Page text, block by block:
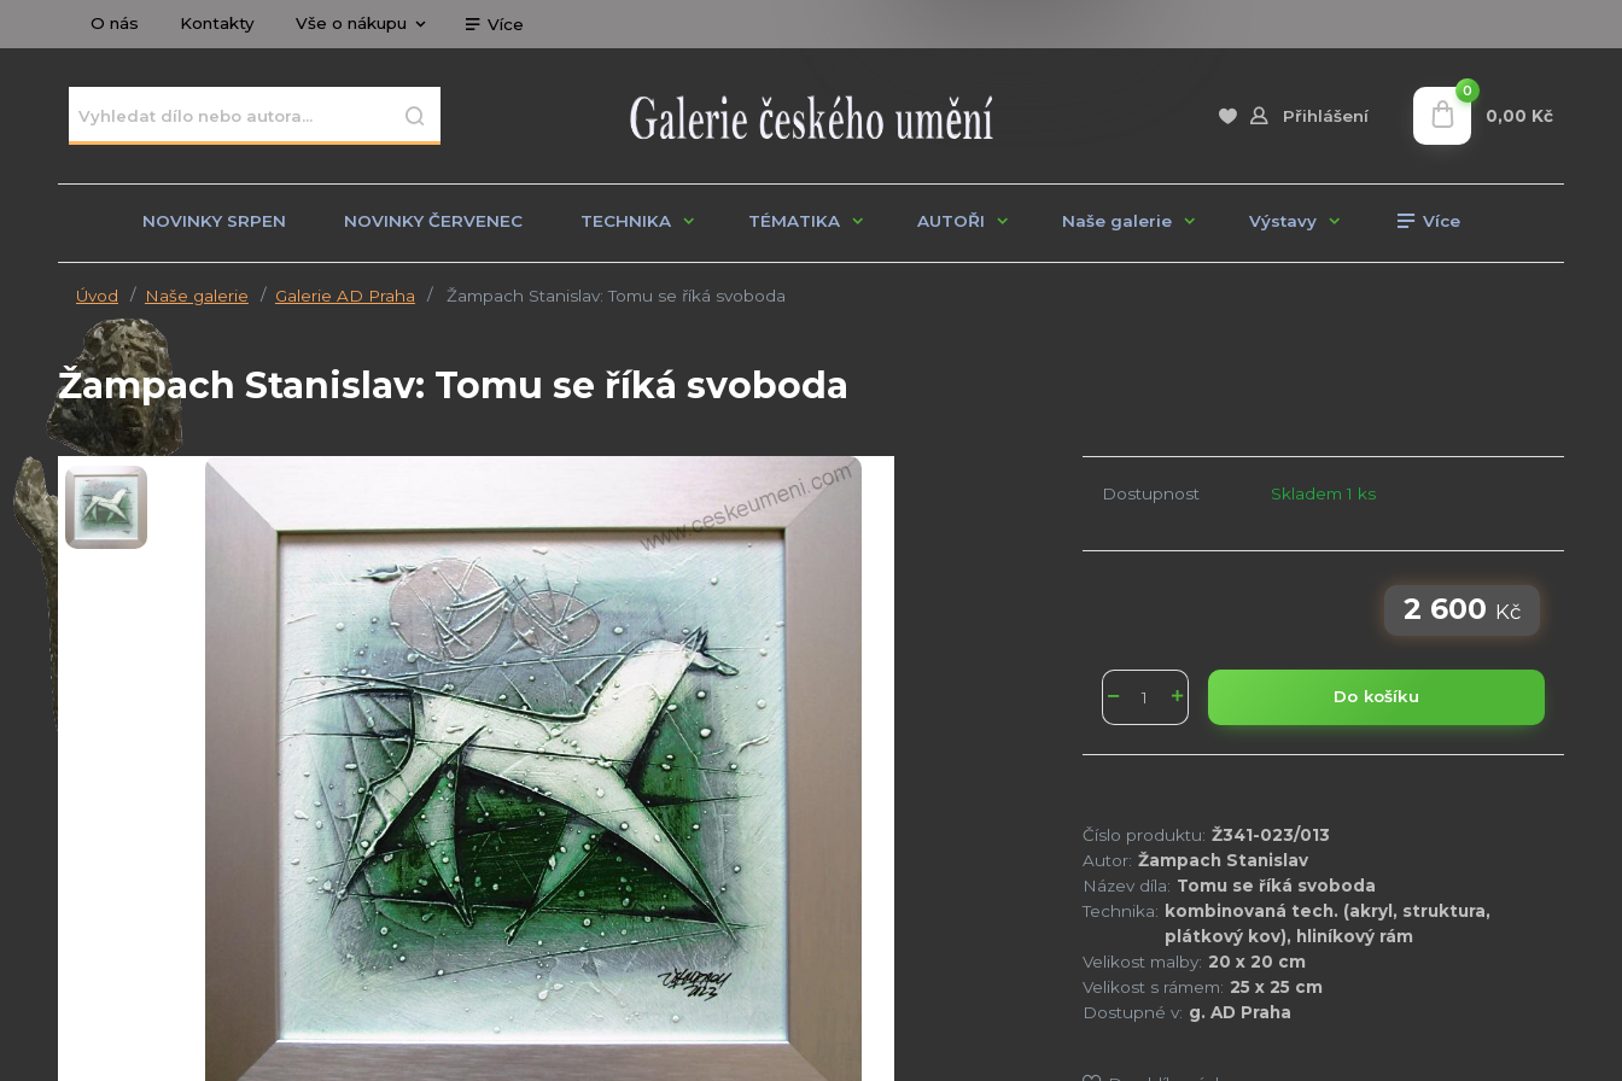
O nás Kontakty Vše o nákupu Více
Přihlášení
0
0,00 Kč
NOVINKY SRPEN NOVINKY ČERVENEC TECHNIKA TÉMATIKA AUTOŘI Naše galerie Výstavy Více
Úvod Naše galerie Galerie AD Praha Žampach Stanislav: Tomu se říká svoboda
Žampach Stanislav: Tomu se říká svoboda
Dostupnost Skladem 1 ks
2 600 Kč
Do košíku
Číslo produktu: Ž341-023/013
Autor: Žampach Stanislav
Název díla: Tomu se říká svoboda
Technika: kombinovaná tech. (akryl, struktura,
plátkový kov), hliníkový rám
Velikost malby: 20 x 20 cm
Velikost s rámem: 25 x 25 cm
Dostupné v: g. AD Praha